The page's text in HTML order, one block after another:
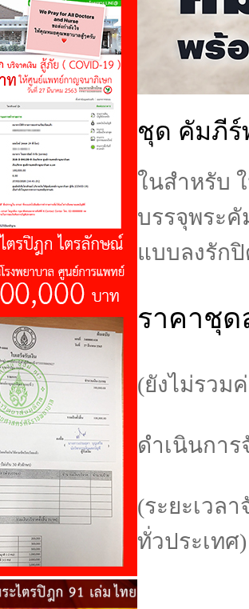
ชุด คัมภีร์
ในสำหรับ
บรรจุพระคั
แบบลงรัก
ราคาชุด
(ยังไม่รวม
ดำเนินกา
(ระยะเวล
ทั่วประเทศ)